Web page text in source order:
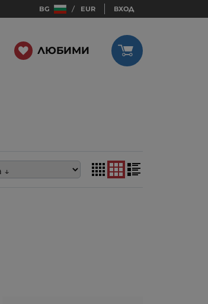
BG EUR ВХОД
ЛЮБИМИ